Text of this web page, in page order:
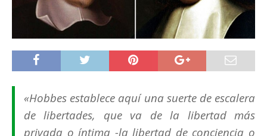
«Hobbes establece aquí una suerte de escalera
de libertades, que va de la libertad más
privada o íntima -la libertad de conciencia o